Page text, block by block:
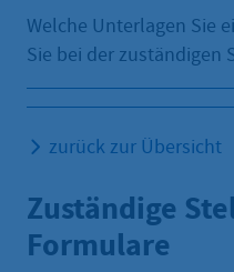
Welche Unterlagen Sie
Sie bei der zuständigen
zurück zur Übersicht
Zuständige
Formulare